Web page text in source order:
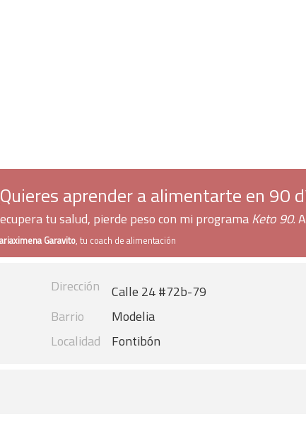
aprender a alimentarte en 90
tu salud, pierde peso con mi programaKeto 90.
Garavito, tu coach de alimentación
Dirección
Calle 24 #72b-79
Barrio
Modelia
Localidad
Fontibón